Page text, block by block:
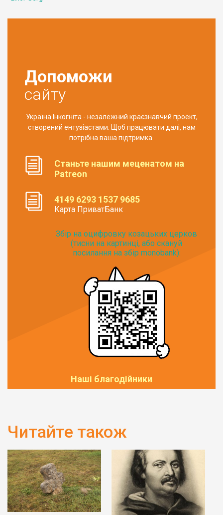
Допоможи
сайту
Україна Інкогніта - незалежний краєзнавчий проект,
створений ентузіастами. Щоб працювати далі, нам
потрібна ваша підтримка.
Станьте нашим меценатом на
Patreon
4149 6293 1537 9685
Карта ПриватБанк
Збір на оцифровку козацьких церков
(тисни на картинці, або скануй
посилання на збір monobank):
Наші благодійники
Читайте також